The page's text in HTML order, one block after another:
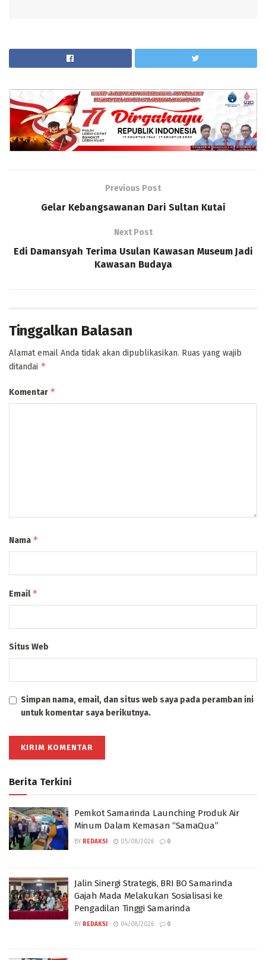
Previous Post
Gelar Kebangsawanan Dari Sultan Kutai
Next Post
Edi Damansyah Terima Usulan Kawasan Museum Jadi
Kawasan Budaya
Tinggalkan Balasan
Alamat email Anda tidak akan dipublikasikan. Ruas yang wajib
ditandai *
Komentar *
Nama *
Email*
Situs Web
Simpan nama, email, dan situs web saya pada peramban ini
untuk komentar saya berikutnya.
Berita Terkini
Pemkot Samarinda Launching Produk Air
Minum Dalam Kemasan “SamaQua”
BY REDAKSI 05/08/2026 0
Jalin Sinergi Strategis, BRI BO Samarinda
Gajah Mada Melakukan Sosialisasi ke
Pengadilan Tinggi Samarinda
BY REDAKSI 04/08/2026 0